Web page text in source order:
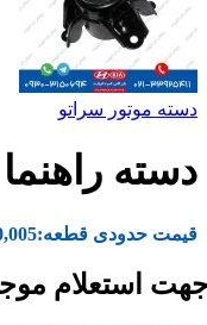
دسته موتور سراتو
دسته
قیمت حدودی قطعه:
استعلام